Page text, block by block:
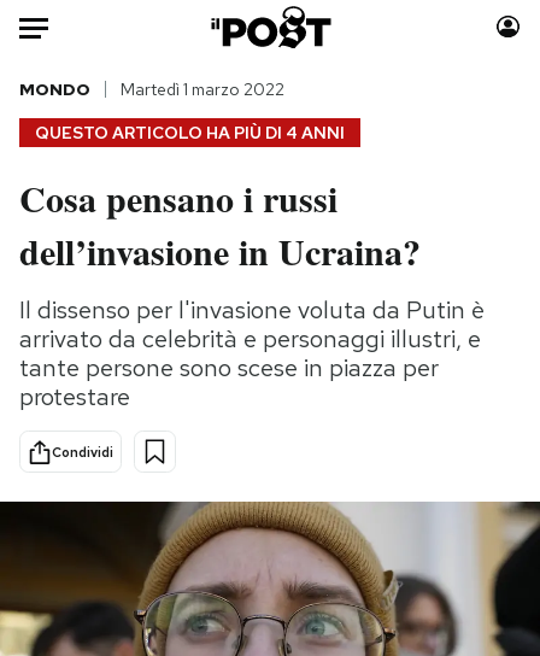
Auto
HOME
Italia
Politica
Tecnologia
Internet
Scienza
Cultura
Economia
Moda
Consumismi
Storie/Idee
Ok Boomer!
Media
QUESTO ARTICOLO HA PIÙ DI 4 ANNI
MONDO Martedì 1 marzo 2022
Cosa pensano i russi
dell’invasione in Ucraina?
Il dissenso per l'invasione voluta da Putin è
arrivato da celebrità e personaggi illustri, e
tante persone sono scese in piazza per
protestare
Condividi